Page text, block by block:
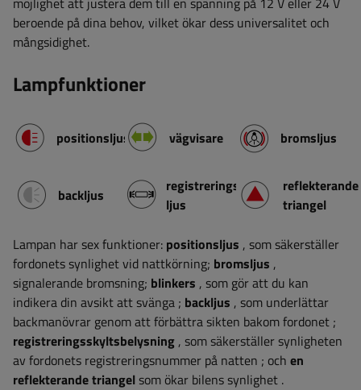
beroende på dina behov, vilket ökar dess universalitet och
mångsidighet.
Lampfunktioner
positionsljus vägvisare bromsljus
backljus
registreringsskylt
ljus
reflekterande
triangel
Lampan har sex funktioner: positionsljus , som säkerställer
fordonets synlighet vid nattkörning; bromsljus ,
signalerande bromsning; blinkers , som gör att du kan
indikera din avsikt att svänga ; backljus , som underlättar
backmanövrar genom att förbättra sikten bakom fordonet ;
registreringsskyltsbelysning , som säkerställer synligheten
av fordonets registreringsnummer på natten ; och en
reflekterande triangelsom ökar bilens synlighet .